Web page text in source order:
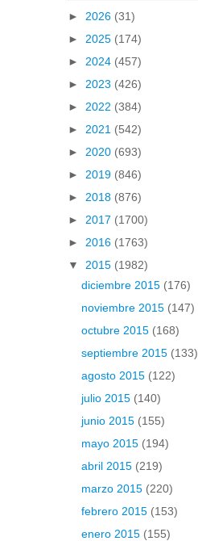
► 2026 (31)
► 2025 (174)
► 2024 (457)
► 2023 (426)
► 2022 (384)
► 2021 (542)
► 2020 (693)
► 2019 (846)
► 2018 (876)
► 2017 (1700)
► 2016 (1763)
▼ 2015 (1982)
diciembre 2015 (176)
noviembre 2015 (147)
octubre 2015 (168)
septiembre 2015 (133)
agosto 2015 (122)
julio 2015 (140)
junio 2015 (155)
mayo 2015 (194)
abril 2015 (219)
marzo 2015 (220)
febrero 2015 (153)
enero 2015 (155)